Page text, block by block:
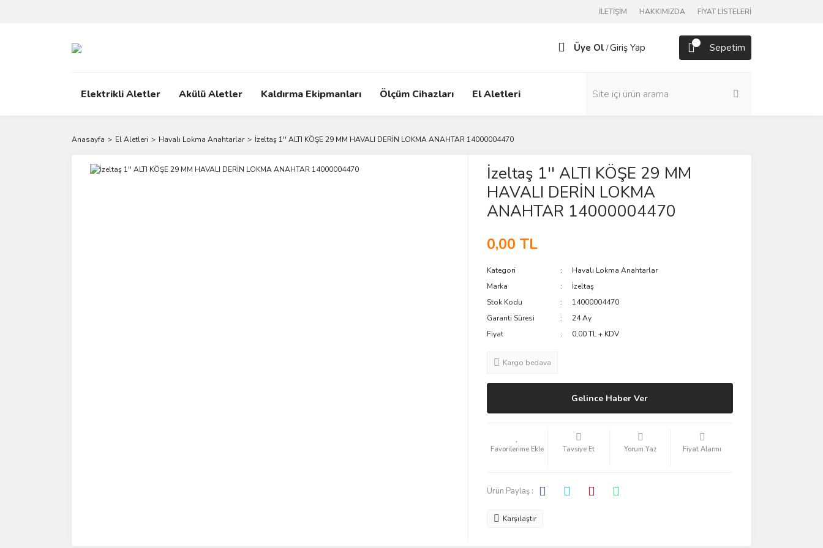
İLETİŞİM HAKKIMIZDA FİYAT LİSTELERİ
Üye Ol /Giriş Yap Sepetim
Elektrikli Aletler Akülü Aletler Kaldırma Ekipmanları Ölçüm Cihazları El Aletleri
Anasayfa El Aletleri Havalı Lokma Anahtarlar İzeltaş 1'' ALTI KÖŞE 29 MM HAVALI DERİN LOKMA ANAHTAR 14000004470
İzeltaş 1'' ALTI KÖŞE 29 MM
HAVALI DERİN LOKMA
ANAHTAR 14000004470
0,00 TL
Kategori
Havalı Lokma Anahtarlar
Marka
İzeltaş
Stok Kodu
14000004470
Garanti Süresi
24 Ay
Fiyat
0,00 TL + KDV
Kargo bedava
Gelince Haber Ver
Tavsiye Et Yorum Yaz Fiyat Alarmı
Ürün Paylaş :
Karşılaştır